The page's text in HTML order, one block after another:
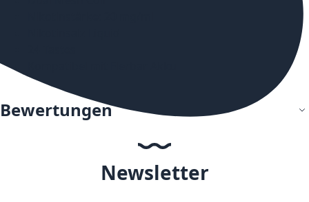
Bewertungen
Newsletter